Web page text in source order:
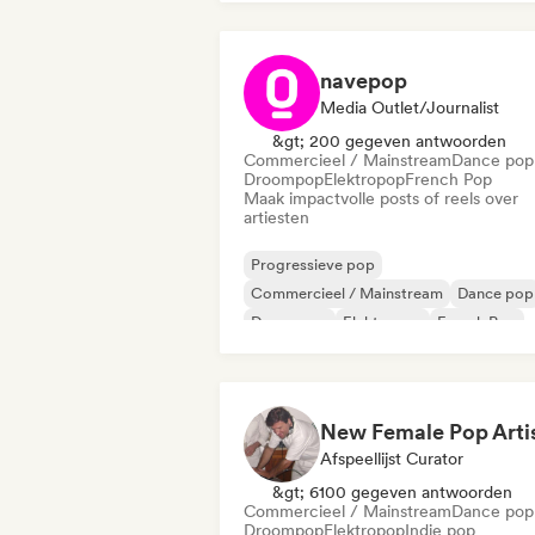
navepop
Media Outlet/Journalist
&gt; 200 gegeven antwoorden
Commercieel / MainstreamDance pop
DroompopElektropopFrench Pop
Maak impactvolle posts of reels over
artiesten
Progressieve pop
Commercieel / Mainstream
Dance pop
Droompop
Elektropop
French Pop
Afspeellijst Curator
&gt; 6100 gegeven antwoorden
Commercieel / MainstreamDance pop
DroompopElektropopIndie pop